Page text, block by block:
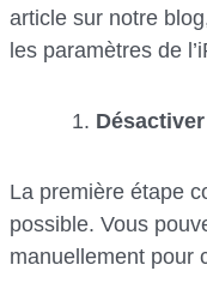
article sur notre
les paramètres de
La première étape
possible. Vous
manuellement pour